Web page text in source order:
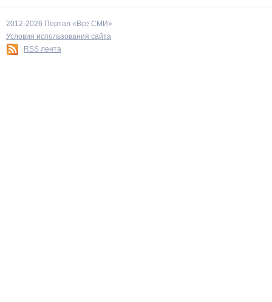
2012-2026 Портал «Все СМИ»
Условия использования сайта
RSS лента